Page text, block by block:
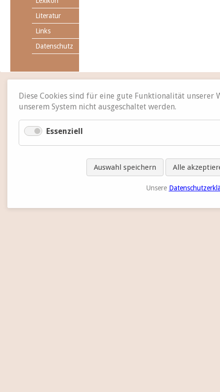
Literatur
Links
Datenschutz
Diese Cookies sind für eine gute Funktionalität unserer
unserem System nicht ausgeschaltet werden.
Essenziell
Auswahl speichern Alle
Unsere